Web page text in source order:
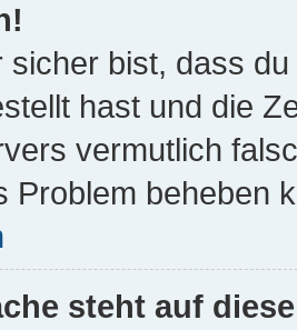
sicher bist, dass
hast und die
vermutlich
Problem beheben
steht auf